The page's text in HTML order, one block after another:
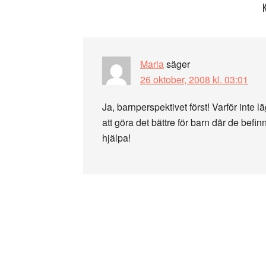
Mariasäger
26 oktober, 2008 kl. 03:01
Ja, barnperspektivet först! Varför inte
att göra det bättre för barn där de
hjälpa!